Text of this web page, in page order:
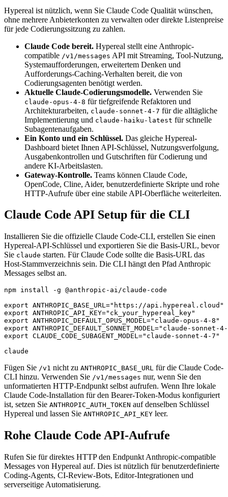
Hypereal ist nützlich, wenn Sie Claude Code Qualität wünschen,
ohne mehrere Anbieterkonten zu verwalten oder direkte Listenpreise
für jede Codierungssitzung zu zahlen.
Claude Code bereit. Hypereal stellt eine Anthropic-
compatible /v1/messages API mit Streaming, Tool-Nutzung,
Systemaufforderungen, erweitertem Denken und
Aufforderungs-Caching-Verhalten bereit, die von
Codierungsagenten benötigt werden.
Aktuelle Claude-Codierungsmodelle. Verwenden Sie
claude-opus-4-8 für tiefgreifende Refaktoren und
Architekturarbeiten, claude-sonnet-4-7 für die alltägliche
Implementierung und claude-haiku-latest für schnelle
Subagentenaufgaben.
Ein Konto und ein Schlüssel. Das gleiche Hypereal-
Dashboard bietet Ihnen API-Schlüssel, Nutzungsverfolgung,
Ausgabenkontrollen und Gutschriften für Codierung und
andere KI-Arbeitslasten.
Gateway-Kontrolle. Teams können Claude Code,
OpenCode, Cline, Aider, benutzerdefinierte Skripte und rohe
HTTP-Aufrufe über eine stabile API-Oberfläche weiterleiten.
Claude Code API Setup für die CLI
Installieren Sie die offizielle Claude Code-CLI, erstellen Sie einen
Hypereal-API-Schlüssel und exportieren Sie die Basis-URL, bevor
Sie claude starten. Für Claude Code sollte die Basis-URL das
Host-Stammverzeichnis sein. Die CLI hängt den Pfad Anthropic
Messages selbst an.
npm install -g @anthropic-ai/claude-code
export ANTHROPIC_BASE_URL="https://api.hypereal.cloud"
export ANTHROPIC_API_KEY="ck_your_hypereal_key"
export ANTHROPIC_DEFAULT_OPUS_MODEL="claude-opus-4-8"
export ANTHROPIC_DEFAULT_SONNET_MODEL="claude-sonnet-
export CLAUDE_CODE_SUBAGENT_MODEL="claude-sonnet-4-7"
Fügen Sie /v1 nicht zu ANTHROPIC_BASE_URL für die Claude Code-
CLI hinzu. Verwenden Sie /v1/messages nur, wenn Sie den
unformatierten HTTP-Endpunkt selbst aufrufen. Wenn Ihre lokale
Claude Code-Installation für den Bearer-Token-Modus konfiguriert
ist, setzen Sie ANTHROPIC_AUTH_TOKEN auf denselben Schlüssel
Hypereal und lassen Sie ANTHROPIC_API_KEY leer.
Rohe Claude Code API-Aufrufe
Rufen Sie für direktes HTTP den Endpunkt Anthropic-compatible
Messages von Hypereal auf. Dies ist nützlich für benutzerdefinierte
Coding-Agents, CI-Review-Bots, Editor-Integrationen und
serverseitige Automatisierung.